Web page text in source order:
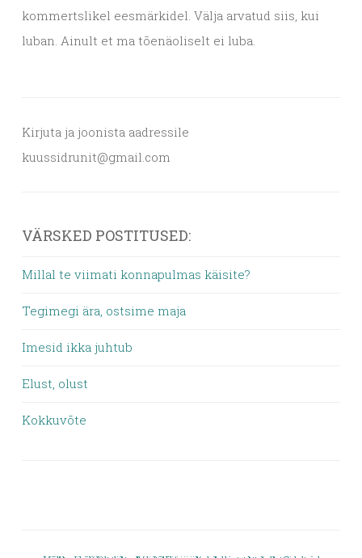
kommertslikel eesmärkidel. Välja arvatud siis, kui
luban. Ainult et ma tõenäoliselt ei luba.
Kirjuta ja joonista aadressile
kuussidrunit@gmail.com
VÄRSKED POSTITUSED:
Millal te viimati konnapulmas käisite?
Tegimegi ära, ostsime maja
Imesid ikka juhtub
Elust, olust
Kokkuvõte